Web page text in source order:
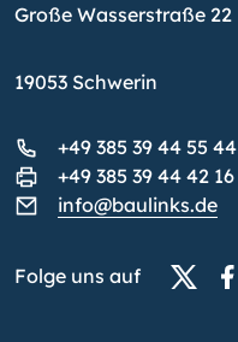
Große Wasserstraße 22
19053 Schwerin
+49 385 39 44 55 44
+49 385 39 44 42 16
info@baulinks.de
Folge uns auf